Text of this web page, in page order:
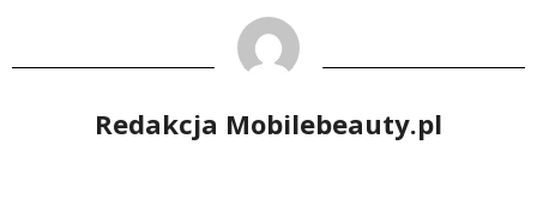
Redakcja Mobilebeauty.pl